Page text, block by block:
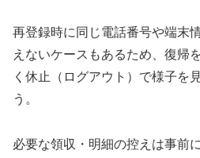
再登録時に同じ電話番号や端末
えないケースもあるため、復帰
く休止（ログアウト）で様子を
う。
必要な領収・明細の控えは事前